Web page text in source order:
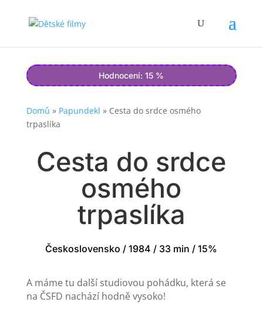
Hodnocení: 15 %
Domů » Papundekl » Cesta do srdce osmého
trpaslíka
Cesta do srdce
osmého
trpaslíka
Československo / 1984 / 33 min / 15%
A máme tu další studiovou pohádku, která se
na ČSFD nachází hodně vysoko!